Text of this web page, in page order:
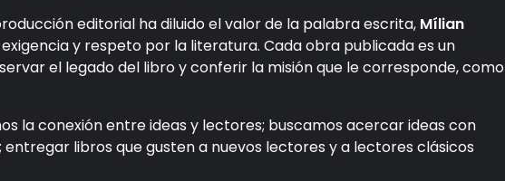
editorial ha diluido el valor de la palabra escrita, Mílian
y respeto por la literatura. Cada obra publicada es un
el legado del libro y conferir la misión que le corresponde, como
la conexión entre ideas y lectores; buscamos acercar ideas con
libros que gusten a nuevos lectores y a lectores clásicos